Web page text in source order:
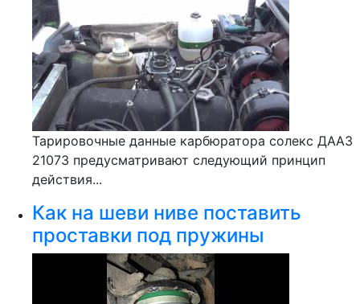
Тарировочные данные карбюратора солекс ДААЗ
21073 предусматривают следующий принцип
действия...
Как на шеви ниве поставить
проставки под пружины